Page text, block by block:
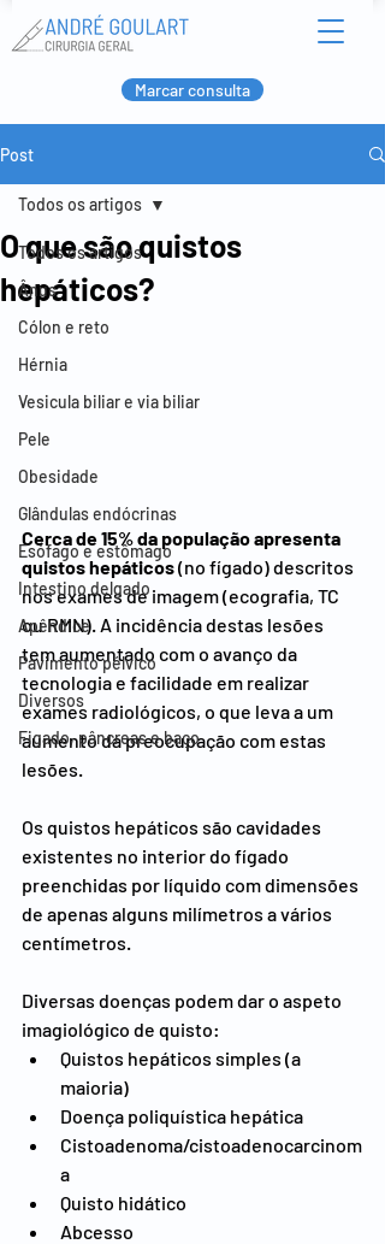
Marcar consulta
Post
Todos os artigos
Ânus
Cólon e reto
Hérnia
Vesicula biliar e via biliar
Pele
Obesidade
Glândulas endócrinas
Esófago e estômago
Intestino delgado
Apêndice
Pavimento pélvico
Diversos
Figado, pâncreas e baço
Todos os artigos
O que são quistos
hepáticos?
Cerca de 15% da população apresenta
quistos hepáticos (no fígado) descritos
nos exames de imagem (ecografia, TC
ou RMN). A incidência destas lesões
tem aumentado com o avanço da
tecnologia e facilidade em realizar
exames radiológicos, o que leva a um
aumento da preocupação com estas
lesões.
Os quistos hepáticos são cavidades
existentes no interior do fígado
preenchidas por líquido com dimensões
de apenas alguns milímetros a vários
centímetros.
Diversas doenças podem dar o aspeto
imagiológico de quisto:
Quistos hepáticos simples (a
maioria)
Doença poliquística hepática
Cistoadenoma/cistoadenocarcinom
a
Quisto hidático
Abcesso